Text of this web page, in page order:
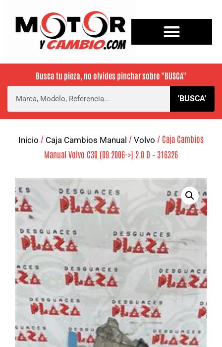
Busca tu pieza, no olvides pinchar sobre "BUSCA"
'BUSCA'
Inicio / Caja Cambios Manual / Volvo / Caja Cambios
Manual Volvo C30 (09.2006->) 2.0 D – 316326